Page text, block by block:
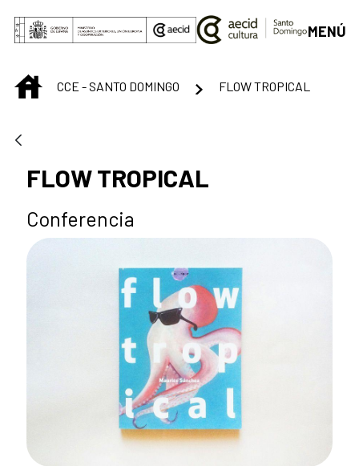
Saltar al contenido principal
MENÚ
INICIOCCE - SANTO DOMINGO FLOW TROPICAL
FLOW TROPICAL
Conferencia